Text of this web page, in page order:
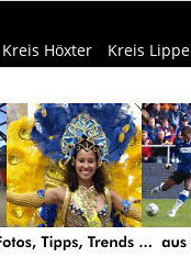
Kreis Höxter Kreis Lippe